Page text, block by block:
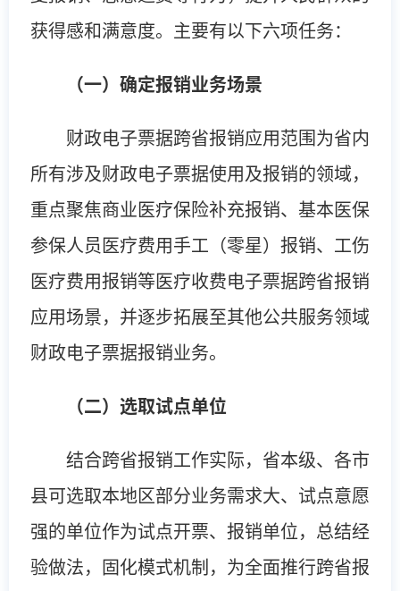
获得感和满意度。主要有以下六项任务：
（一）确定报销业务场景
财政电子票据跨省报销应用范围为省内
所有涉及财政电子票据使用及报销的领域，
重点聚焦商业医疗保险补充报销、基本医保
参保人员医疗费用手工（零星）报销、工伤
医疗费用报销等医疗收费电子票据跨省报销
应用场景，并逐步拓展至其他公共服务领域
财政电子票据报销业务。
（二）选取试点单位
结合跨省报销工作实际，省本级、各市
县可选取本地区部分业务需求大、试点意愿
强的单位作为试点开票、报销单位，总结经
验做法，固化模式机制，为全面推行跨省报